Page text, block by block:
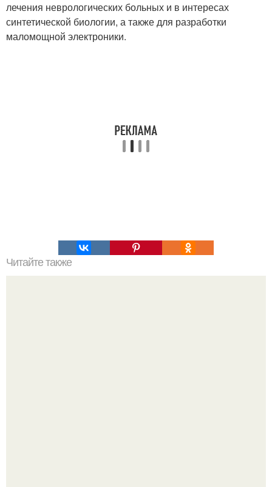
лечения неврологических больных и в интересах
синтетической биологии, а также для разработки
маломощной электроники.
Читайте также